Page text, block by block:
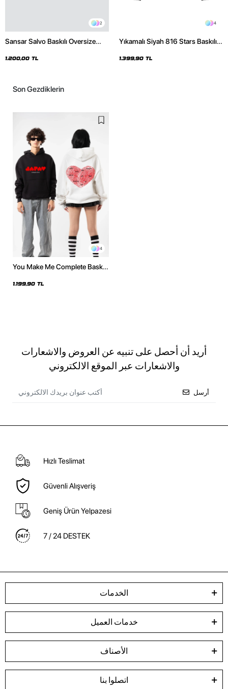
2
Sansar Salvo Baskılı Oversize
1.200,00 TL
4
Yıkamalı Siyah 816 Stars Baskılı
1.399,90 TL
Son Gezdiklerin
4
You Make Me Complete Baskılı
1.199,90 TL
أريد أن أحصل على تنبيه عن العروض والاشعارات
والاشعارات عبر الموقع الالكتروني
أرسل
Hızlı Teslimat
Güvenli Alışveriş
Geniş Ürün Yelpazesi
7 / 24 DESTEK
الخدمات
خدمات العميل
الأصناف
اتصلوا بنا